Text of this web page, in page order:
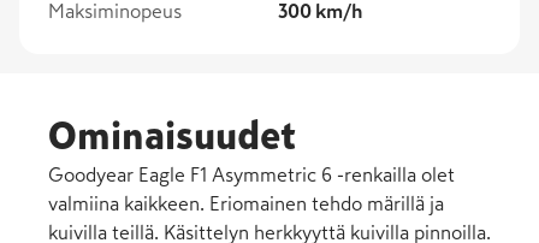
Maksiminopeus 300 km/h
Ominaisuudet
Goodyear Eagle F1 Asymmetric 6 -renkailla olet
valmiina kaikkeen. Eriomainen tehdo märillä ja
kuivilla teillä. Käsittelyn herkkyyttä kuivilla pinnoilla.